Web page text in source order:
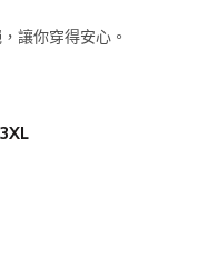
讓你穿得安心。
3XL